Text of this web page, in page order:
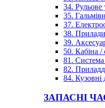
34. Рульове
35.
37.
38.
39.
50. Кабіна /
81. Система
82.
84. Кузовні
ЗАПАСНІ